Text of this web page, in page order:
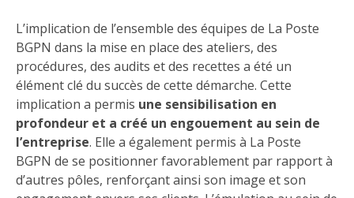
L’implication de l’ensemble des équipes de La Poste
BGPN dans la mise en place des ateliers, des
procédures, des audits et des recettes a été un
élément clé du succès de cette démarche. Cette
implication a permis une sensibilisation en
profondeur et a créé un engouement au sein de
l’entreprise. Elle a également permis à La Poste
BGPN de se positionner favorablement par rapport à
d’autres pôles, renforçant ainsi son image et son